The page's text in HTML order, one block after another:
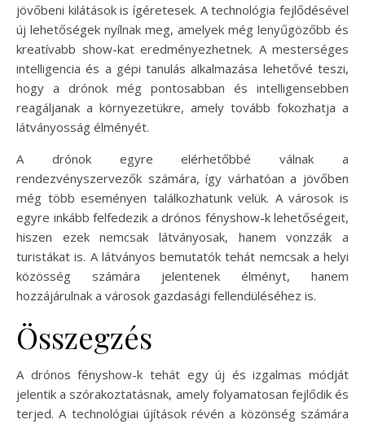
jövőbeni kilátások is ígéretesek. A technológia fejlődésével
új lehetőségek nyílnak meg, amelyek még lenyűgözőbb és
kreatívabb show-kat eredményezhetnek. A mesterséges
intelligencia és a gépi tanulás alkalmazása lehetővé teszi,
hogy a drónok még pontosabban és intelligensebben
reagáljanak a környezetükre, amely tovább fokozhatja a
látványosság élményét.
A drónok egyre elérhetőbbé válnak a
rendezvényszervezők számára, így várhatóan a jövőben
még több eseményen találkozhatunk velük. A városok is
egyre inkább felfedezik a drónos fényshow-k lehetőségeit,
hiszen ezek nemcsak látványosak, hanem vonzzák a
turistákat is. A látványos bemutatók tehát nemcsak a helyi
közösség számára jelentenek élményt, hanem
hozzájárulnak a városok gazdasági fellendüléséhez is.
Összegzés
A drónos fényshow-k tehát egy új és izgalmas módját
jelentik a szórakoztatásnak, amely folyamatosan fejlődik és
terjed. A technológiai újítások révén a közönség számára